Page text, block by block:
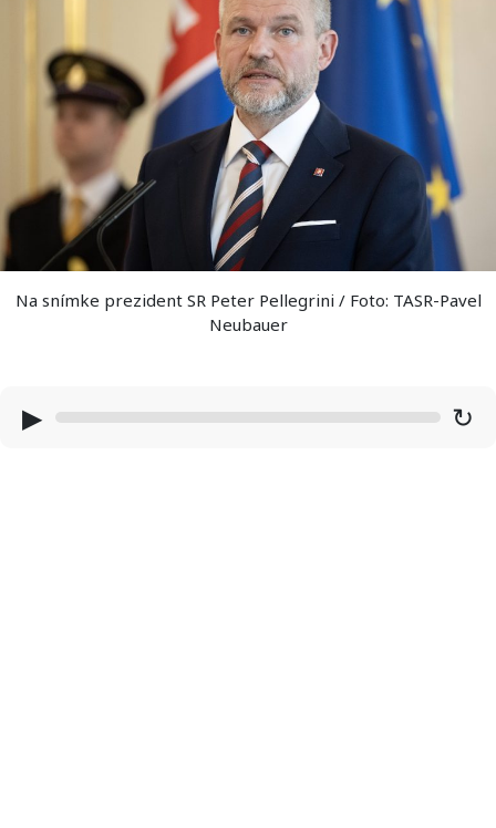
Na snímke prezident SR Peter Pellegrini / Foto: TASR-Pavel
Neubauer
▶ ↻